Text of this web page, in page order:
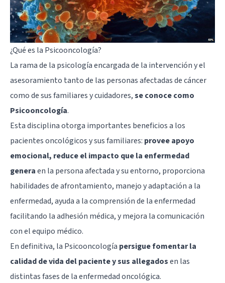
¿Qué es la Psicooncología?
La rama de la psicología encargada de la intervención y el
asesoramiento tanto de las personas afectadas de cáncer
como de sus familiares y cuidadores,se conoce como
Psicooncología.
Esta disciplina otorga importantes beneficios a los
pacientes oncológicos y sus familiares: provee apoyo
emocional, reduce el impacto que la enfermedad
generaen la persona afectada y su entorno, proporciona
habilidades de afrontamiento, manejo y adaptación a la
enfermedad, ayuda a la comprensión de la enfermedad
facilitando la adhesión médica, y mejora la comunicación
con el equipo médico.
En definitiva, la Psicooncología persigue fomentar la
calidad de vida del paciente y sus allegadosen las
distintas fases de la enfermedad oncológica.